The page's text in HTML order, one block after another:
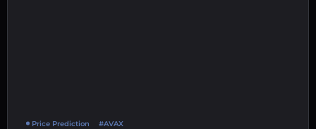
Price Prediction #AVAX